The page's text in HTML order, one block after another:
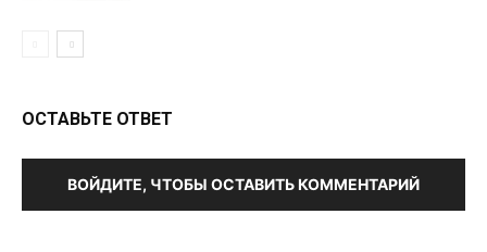
ОСТАВЬТЕ ОТВЕТ
ВОЙДИТЕ, ЧТОБЫ ОСТАВИТЬ КОММЕНТАРИЙ